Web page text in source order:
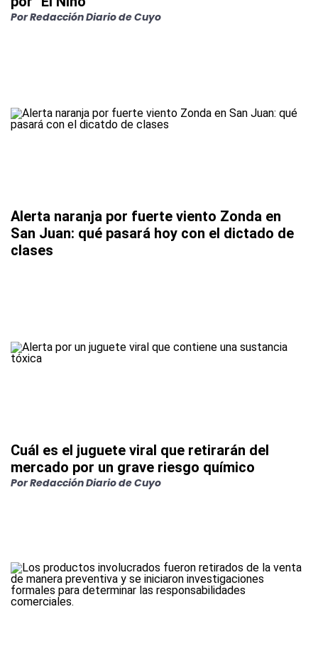
Por Redacción Diario de Cuyo
Alerta naranja por fuerte viento Zonda en
San Juan: qué pasará hoy con el dictado de
clases
Cuál es el juguete viral que retirarán del
mercado por un grave riesgo químico
Por Redacción Diario de Cuyo